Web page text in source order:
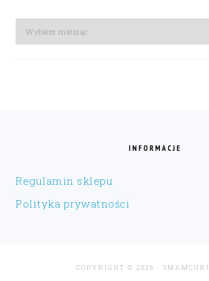
Archiwa
INFORMACJE
Regulamin sklepu
Polityka prywatności
COPYRIGHT © 2026 ·